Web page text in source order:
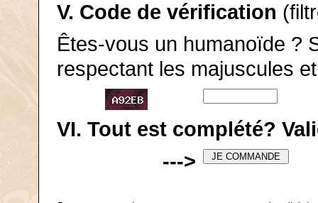
V. Code de vérification
Êtes-vous un humanoïde ?
respectant les majuscules
VI. Tout est complété?
--->